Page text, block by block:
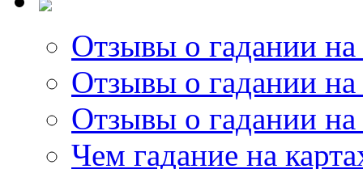
Отзывы о гадании на
Отзывы о гадании на
Отзывы о гадании на
Чем гадание на